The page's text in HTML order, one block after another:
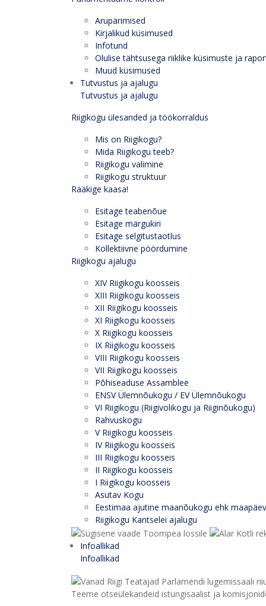
Arupärimised
Kirjalikud küsimused
Infotund
Olulise tähtsusega riiklike küsimuste ja
Muud küsimused
Tutvustus ja ajalugu
Tutvustus ja ajalugu
Riigikogu ülesanded ja töökorraldus
Mis on Riigikogu?
Mida Riigikogu teeb?
Riigikogu valimine
Riigikogu struktuur
Rääkige kaasa!
Esitage teabenõue
Esitage märgukiri
Esitage selgitustaotlus
Kollektiivne pöördumine
Riigikogu ajalugu
XIV Riigikogu koosseis
XIII Riigikogu koosseis
XII Riigikogu koosseis
XI Riigikogu koosseis
X Riigikogu koosseis
IX Riigikogu koosseis
VIII Riigikogu koosseis
VII Riigikogu koosseis
Põhiseaduse Assamblee
ENSV Ülemnõukogu / EV Ülemnõukogu
VI Riigikogu (Riigivolikogu ja Riiginõukogu)
Rahvuskogu
V Riigikogu koosseis
IV Riigikogu koosseis
III Riigikogu koosseis
II Riigikogu koosseis
I Riigikogu koosseis
Asutav Kogu
Eestimaa ajutine maanõukogu ehk maapäev
Riigikogu Kantselei ajalugu
Infoallikad
Infoallikad
Teeme otseülekandeid istungisaalist ja